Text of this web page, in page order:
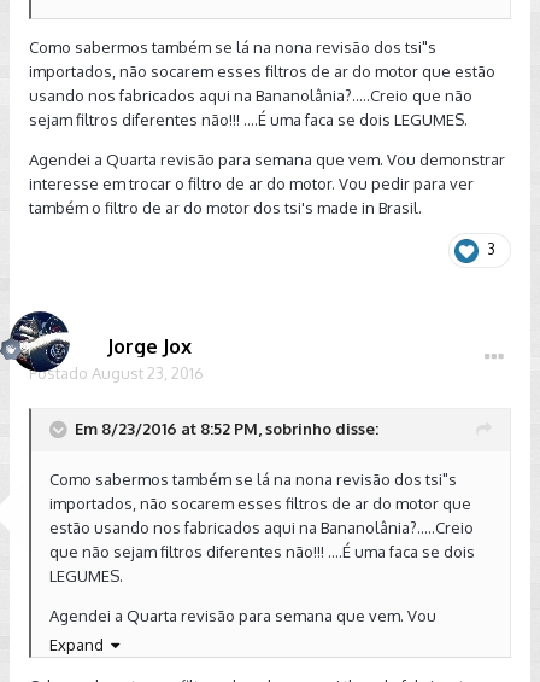
Como sabermos também se lá na nona revisão dos tsi"s
importados, não socarem esses filtros de ar do motor que estão
usando nos fabricados aqui na Bananolânia?.....Creio que não
sejam filtros diferentes não!!! ....É uma faca se dois LEGUMES.
Agendei a Quarta revisão para semana que vem. Vou demonstrar
interesse em trocar o filtro de ar do motor. Vou pedir para ver
também o filtro de ar do motor dos tsi's made in Brasil.
3
Jorge Jox
Postado August 23, 2016
Em 8/23/2016 at 8:52 PM, sobrinho disse:
Como sabermos também se lá na nona revisão dos tsi"s
importados, não socarem esses filtros de ar do motor que
estão usando nos fabricados aqui na Bananolânia?.....Creio
que não sejam filtros diferentes não!!! ....É uma faca se dois
LEGUMES.
Agendei a Quarta revisão para semana que vem. Vou
demonstrar interesse em trocar o filtro de ar do motor. Vou
pedir para ver também o filtro de ar do motor dos tsi's made
Expand